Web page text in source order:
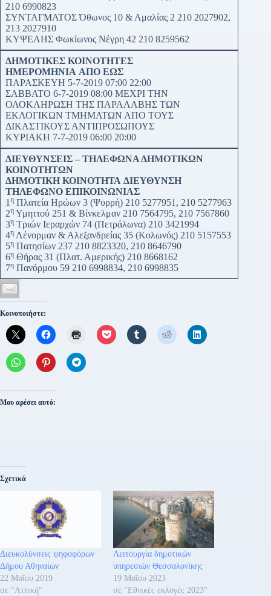
210 6990823
ΣΥΝΤΑΓΜΑΤΟΣ Όθωνος 10 & Αμαλίας 2 210 2027902,
213 2027910
ΚΥΨΕΛΗΣ Φωκίωνος Νέγρη 42 210 8259562
ΔΗΜΟΤΙΚΕΣ ΚΟΙΝΟΤΗΤΕΣ
ΗΜΕΡΟΜΗΝΙΑ ΑΠΟ ΕΩΣ
ΠΑΡΑΣΚΕΥΗ 5-7-2019 07:00 22:00
ΣΑΒΒΑΤΟ 6-7-2019 08:00 ΜΕΧΡΙ ΤΗΝ
ΟΛΟΚΛΗΡΩΣΗ ΤΗΣ ΠΑΡΑΛΑΒΗΣ ΤΩΝ
ΕΚΛΟΓΙΚΩΝ ΤΜΗΜΑΤΩΝ ΑΠΟ ΤΟΥΣ
ΔΙΚΑΣΤΙΚΟΥΣ ΑΝΤΙΠΡΟΣΩΠΟΥΣ
ΚΥΡΙΑΚΗ 7-7-2019 06:00 20:00
ΔΙΕΥΘΥΝΣΕΙΣ – ΤΗΛΕΦΩΝΑ ΔΗΜΟΤΙΚΩΝ
ΚΟΙΝΟΤΗΤΩΝ
ΔΗΜΟΤΙΚΗ ΚΟΙΝΟΤΗΤΑ ΔΙΕΥΘΥΝΣΗ
ΤΗΛΕΦΩΝΟ ΕΠΙΚΟΙΝΩΝΙΑΣ
1 η Πλατεία Ηρώων 3 (Ψυρρή) 210 5277951, 210 5277963
2η Υμηττού 251 & Βίνκελμαν 210 7564795, 210 7567860
3η Τριών Ιεραρχών 74 (Πετράλωνα) 210 3421994
4η Λένορμαν & Αλεξανδρείας 35 (Κολωνός) 210 5157553
5η Πατησίων 237 210 8823320, 210 8646790
6η Θήρας 31 (Πλατ. Αμερικής) 210 8668162
7η Πανόρμου 59 210 6998834, 210 6998835
Κοινοποιήστε:
Μου αρέσει αυτό:
Σχετικά
Διευκολύνσεις ψηφοφόρων
Δήμου Αθηναίων
22 Μαΐου 2019
σε "Αττική"
Λειτουργία δημοτικών
υπηρεσιών Θεσσαλονίκης
19 Μαΐου 2023
σε "Εθνικές εκλογές 2023"